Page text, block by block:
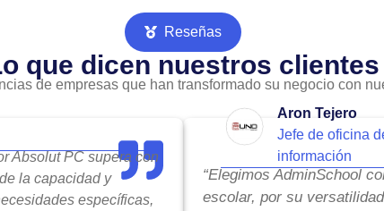
Reseñas
que dicen nuestros clientes
de empresas que han transformado su negocio con
Absolut PC supera con
la capacidad y
específicas,
Aron Tejero
Jefe de oficina
información
“Elegimos AdminSchool
escolar, por su